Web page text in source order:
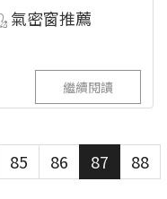
氣密窗推薦
繼續閱讀
85 86 87
88